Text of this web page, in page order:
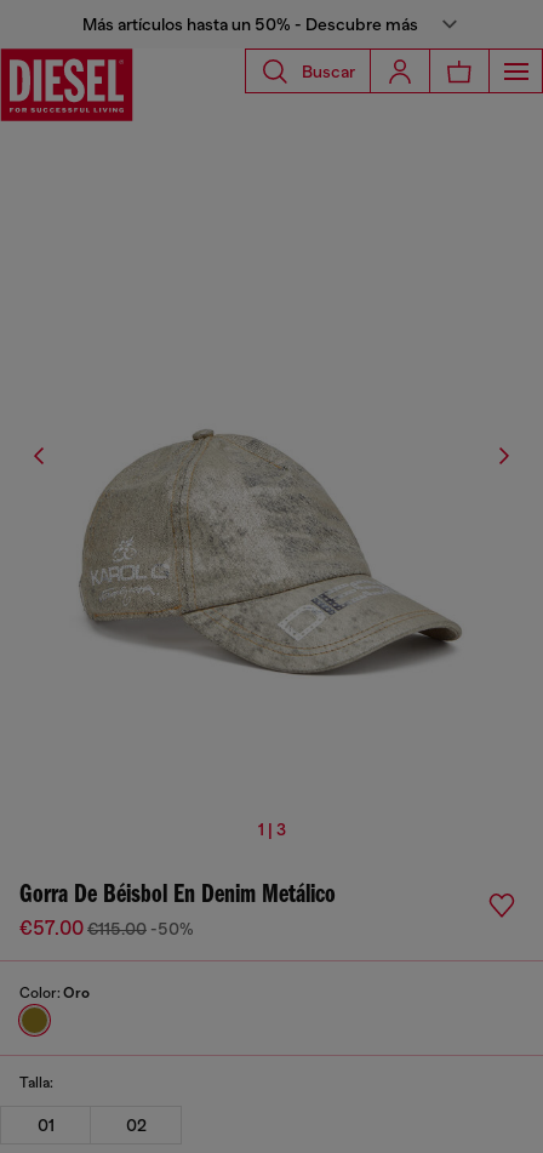
Más artículos hasta un 50% - Descubre más
Buscar
1 | 3
Gorra De Béisbol En Denim Metálico
€57.00€115.00 -50%
Color: Oro
Talla:
01 02